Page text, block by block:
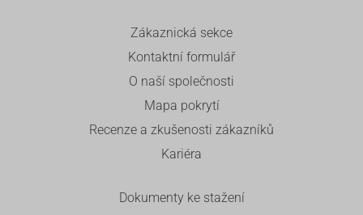
Zákaznická sekce
Kontaktní formulář
O naší společnosti
Mapa pokrytí
Recenze a zkušenosti zákazníků
Kariéra
Dokumenty ke stažení